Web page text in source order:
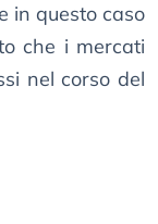
in questo caso
che i mercati
nel corso del